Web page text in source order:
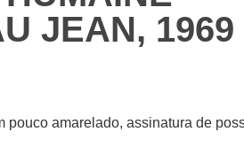
JEAN, 1969
pouco amarelado, assinatura de